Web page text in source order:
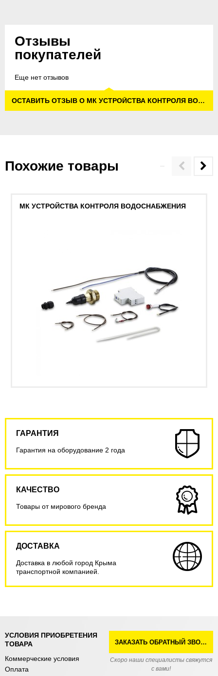
Отзывы
покупателей
Еще нет отзывов
ОСТАВИТЬ ОТЗЫВ О МК УСТРОЙСТВА КОНТРОЛЯ ВОДОСНАБЖЕНИЯ
Похожие товары
МК УСТРОЙСТВА КОНТРОЛЯ ВОДОСНАБЖЕНИЯ
ГАРАНТИЯ
Гарантия на оборудование 2 года
КАЧЕСТВО
Товары от мирового бренда
ДОСТАВКА
Доставка в любой город Крыма
транспортной компанией.
УСЛОВИЯ ПРИОБРЕТЕНИЯ
ТОВАРА
Коммерческие условия
Оплата
ЗАКАЗАТЬ ОБРАТНЫЙ ЗВОНОК
Скоро наши специалисты свяжутся
с вами!